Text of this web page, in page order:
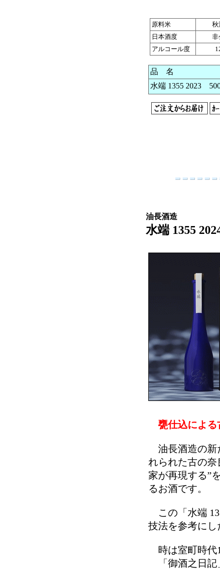
原料米
秋
日本酒度
非
アルコール度
品 名
水端 1355 2023
油長酒造
水端 1355
甕仕込による
油長酒造の新
れられた古の
家が再現する”
るお酒です。
この「水端
技法を参考に
時は室町時代
「御酒之日記